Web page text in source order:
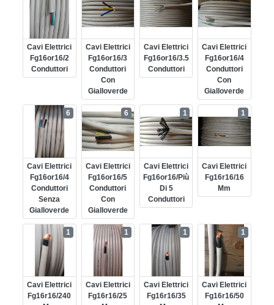
Cavi Elettrici
Fg16or16/2
Conduttori
Cavi Elettrici
Fg16or16/3
Conduttori
Con
Gialloverde
Cavi Elettrici
Fg16or16/3.5
Conduttori
Cavi Elettrici
Fg16or16/4
Conduttori
Con
Gialloverde
Cavi Elettrici
Fg16or16/4
Conduttori
Senza
Gialloverde
6
Cavi Elettrici
Fg16or16/5
Conduttori
Con
Gialloverde
6
Cavi Elettrici
Fg16or16/più
Di 5
Conduttori
1
Cavi Elettrici
Fg16r16/16
Mm
1
Cavi Elettrici
Fg16r16/240
1
Cavi Elettrici
Fg16r16/25
1
Cavi Elettrici
Fg16r16/35
1
Cavi Elettrici
Fg16r16/50
1